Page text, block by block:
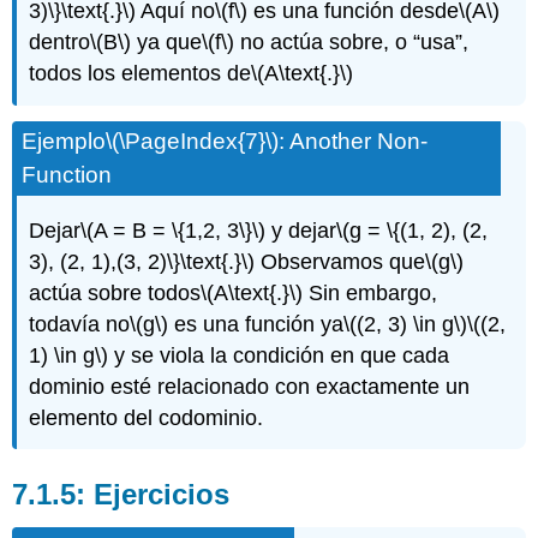
3)\}\text{.}\) Aquí no\(f\) es una función desde\(A\)
dentro\(B\) ya que\(f\) no actúa sobre, o “usa”,
todos los elementos de\(A\text{.}\)
Ejemplo\(\PageIndex{7}\): Another Non-
Function
Dejar\(A = B = \{1,2, 3\}\) y dejar\(g = \{(1, 2), (2,
3), (2, 1),(3, 2)\}\text{.}\) Observamos que\(g\)
actúa sobre todos\(A\text{.}\) Sin embargo,
todavía no\(g\) es una función ya\((2, 3) \in g\)\((2,
1) \in g\) y se viola la condición en que cada
dominio esté relacionado con exactamente un
elemento del codominio.
Ejercicios